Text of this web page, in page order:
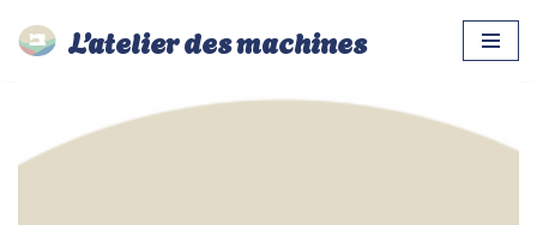
contenu
L’atelier des machines